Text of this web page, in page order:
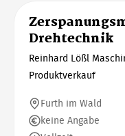
Drehtechnik
Reinhard Lößl
Produktverkauf
Furth im Wald
keine Angabe